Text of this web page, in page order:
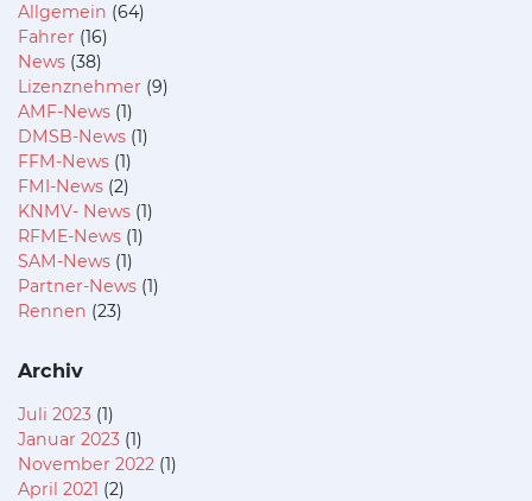
Allgemein (64)
Fahrer (16)
News (38)
Lizenznehmer (9)
AMF-News (1)
DMSB-News (1)
FFM-News (1)
FMI-News (2)
KNMV- News (1)
RFME-News (1)
SAM-News (1)
Partner-News (1)
Rennen (23)
Archiv
Juli 2023 (1)
Januar 2023 (1)
November 2022 (1)
April 2021 (2)